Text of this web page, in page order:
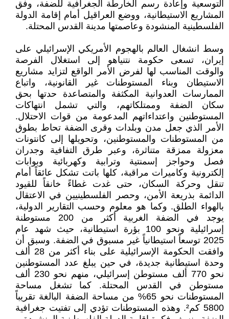
التوسعية وإعادة رسم الخارطة الجغرافية للضفة، وفق
المشاريع الاستيطانية، ووضع العراقيل أمام إقامة الدولة
الفلسطينية المنشودة وعاصمتها مدينة القدس المحتلة.
وسط انشغال العالم بالهجوم الأمريكي الإسرائيلي على
إيران، تسعى حكومة نتنياهو إلى استغلال الفرصة
والوقت المناسب لها لفرض الأمر الواقع لتزايد مشاريع
الاستيطان وبناء المستوطنات غير القانونية، واتباع
الممارسات العدوانية المكثفة والمتصاعدة حدتها بحق
سكان الضفة وممتلكاتهم، والتي تشمل انتهاكات
المستوطنين واعتداءاتهم المدعومة من قوات الاحتلال.
الأمر الذي جعل مدن وبلدات وقرى الضفة تحاط بطوق
من المستوطنات والمستوطنين، وتحويلها إلى كانتونات
معزولة ممزقة متناثرة، وعبر طرق التفافية وجدران
فصل وحواجز إسمنتية وترابية وكهربائية وبوابات
إلكترونية وكاميرات مراقبة، كلها باتت تشكل عائقاً أمام
تنقل وحركة السكان، حتى غدت غطاءً خانقاً للقيود
الدائمة بذريعة الأمن، وحصر الفلسطينيين في الاعتقال
بالهواء الطلق. وكما هو معلوم وحسب التقارير الدولية،
يوجد في الضفة الغربية أكثر من 200 مستوطنة
إسرائيلية ونحو 100 بؤرة استيطانية، حيث شهد عام
2025 توسعاً استيطانياً غير مسبوق في الضفة. وسبق أن
وافقت الحكومة الإسرائيلية على بناء أكثر من 28 ألف
وحدة استيطانية جديدة، في حين يبلغ عدد المستوطنين
نحو 770 ألف مستوطن إسرائيلي، منهم نحو 230 ألف
مستوطن في القدس المحتلة. كما تشغل مساحة
المستوطنات نحو 65% من مساحة الضفة البالغة تقريباً
5800 كم². وهذه المستوطنات تؤدي إلى تفتيت جغرافية